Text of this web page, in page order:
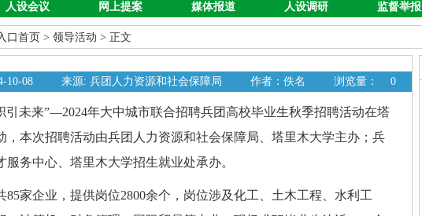
人设会议 网上提案 媒体报道 人设调研 监督举报
口首页 > 领导活动 > 正文
10-08 来源: 兵团人力资源和社会保障局 作者：佚名 浏览量： 0
未来”—2024年大中城市联合招聘兵团高校毕业生秋季招聘活动在塔
，本次招聘活动由兵团人力资源和社会保障局、塔里木大学主办；兵
服务中心、塔里木大学招生就业处承办。
家企业，提供岗位2800余个，岗位涉及化工、土木工程、水利工